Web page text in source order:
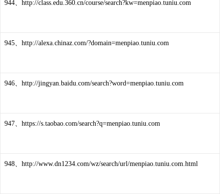
944、http://class.edu.360.cn/course/search?kw=menpiao.tuniu.com
945、http://alexa.chinaz.com/?domain=menpiao.tuniu.com
946、http://jingyan.baidu.com/search?word=menpiao.tuniu.com
947、https://s.taobao.com/search?q=menpiao.tuniu.com
948、http://www.dn1234.com/wz/search/url/menpiao.tuniu.com.html